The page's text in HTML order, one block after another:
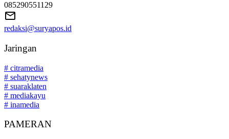
085290551129
redaksi@suryapos.id
Jaringan
# citramedia
# sehatynews
# suaraklaten
# mediakayu
# inamedia
PAMERAN